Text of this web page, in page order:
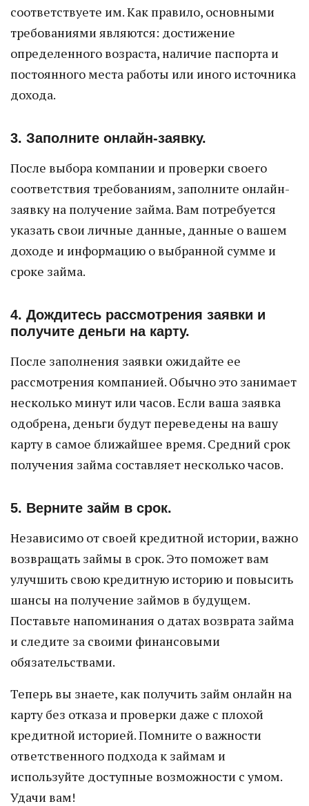
соответствуете им. Как правило, основными
требованиями являются: достижение
определенного возраста, наличие паспорта и
постоянного места работы или иного источника
дохода.
3. Заполните онлайн-заявку.
После выбора компании и проверки своего
соответствия требованиям, заполните онлайн-
заявку на получение займа. Вам потребуется
указать свои личные данные, данные о вашем
доходе и информацию о выбранной сумме и
сроке займа.
4. Дождитесь рассмотрения заявки и
получите деньги на карту.
После заполнения заявки ожидайте ее
рассмотрения компанией. Обычно это занимает
несколько минут или часов. Если ваша заявка
одобрена, деньги будут переведены на вашу
карту в самое ближайшее время. Средний срок
получения займа составляет несколько часов.
5. Верните займ в срок.
Независимо от своей кредитной истории, важно
возвращать займы в срок. Это поможет вам
улучшить свою кредитную историю и повысить
шансы на получение займов в будущем.
Поставьте напоминания о датах возврата займа
и следите за своими финансовыми
обязательствами.
Теперь вы знаете, как получить займ онлайн на
карту без отказа и проверки даже с плохой
кредитной историей. Помните о важности
ответственного подхода к займам и
используйте доступные возможности с умом.
Удачи вам!